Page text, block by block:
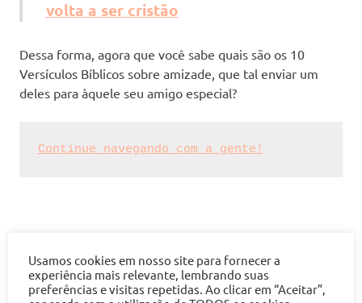
volta a ser cristão
Dessa forma, agora que você sabe quais são os 10
Versículos Bíblicos sobre amizade, que tal enviar um
deles para àquele seu amigo especial?
Continue navegando com a gente!
Usamos cookies em nosso site para fornecer a
experiência mais relevante, lembrando suas
preferências e visitas repetidas. Ao clicar em “Aceitar”,